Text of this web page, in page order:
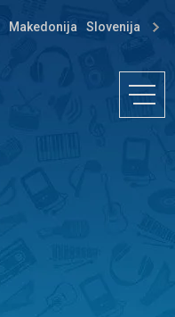
Makedonija Slovenija